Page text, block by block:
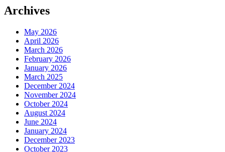
Archives
May 2026
April 2026
March 2026
February 2026
January 2026
March 2025
December 2024
November 2024
October 2024
August 2024
June 2024
January 2024
December 2023
October 2023